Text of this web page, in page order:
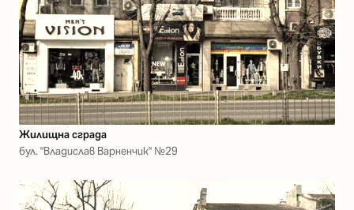
Жилищна сграда
бул. "Владислав Варненчик" №29